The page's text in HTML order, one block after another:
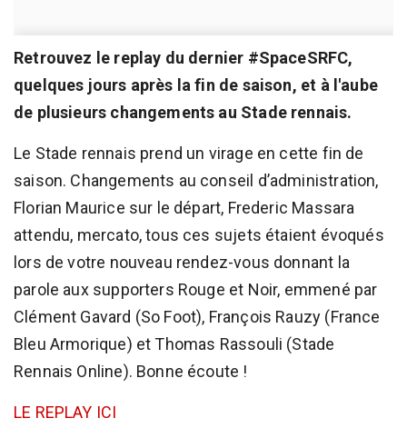
Retrouvez le replay du dernier #SpaceSRFC,
quelques jours après la fin de saison, et à l'aube
de plusieurs changements au Stade rennais.
Le Stade rennais prend un virage en cette fin de
saison. Changements au conseil d’administration,
Florian Maurice sur le départ, Frederic Massara
attendu, mercato, tous ces sujets étaient évoqués
lors de votre nouveau rendez-vous donnant la
parole aux supporters Rouge et Noir, emmené par
Clément Gavard (So Foot), François Rauzy (France
Bleu Armorique) et Thomas Rassouli (Stade
Rennais Online). Bonne écoute !
LE REPLAY ICI